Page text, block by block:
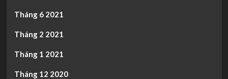
Tháng 6 2021
Tháng 2 2021
Tháng 1 2021
Tháng 12 2020